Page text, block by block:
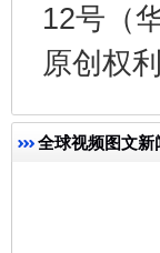
12号（
原创权
全球视频图文新
揭批